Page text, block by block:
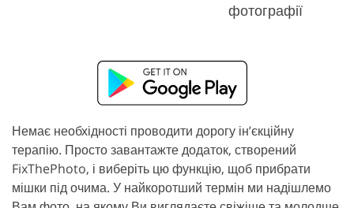
фотографії
Немає необхідності проводити дорогу ін’єкційну
терапію. Просто завантажте додаток, створений
FixThePhoto, і виберіть цю функцію, щоб прибрати
мішки під очима. У найкоротший термін ми надішлемо